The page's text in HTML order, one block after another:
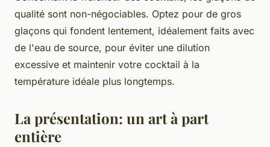
qualité sont non-négociables. Optez pour de gros
glaçons qui fondent lentement, idéalement faits avec
de l'eau de source, pour éviter une dilution
excessive et maintenir votre cocktail à la
température idéale plus longtemps.
La présentation: un art à part
entière